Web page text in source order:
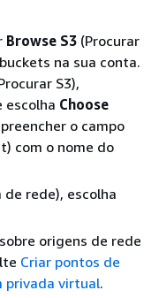
Browse S3 (Procurar
na sua conta.
S3),
escolha Choose
o campo
com o nome do
de rede), escolha
origens de rede
Criar pontos de
privada virtual.